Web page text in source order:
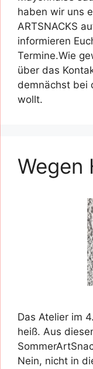
haben wir uns
ARTSNACKS
informieren
Termine.Wie
über das
demnächst bei
wollt.
Wegen
Das Atelier im
heiß. Aus
Nein, nicht in